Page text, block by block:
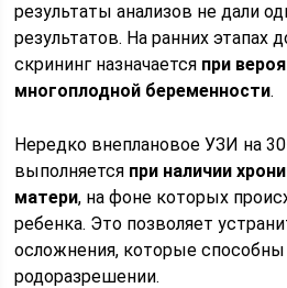
результаты анализов не дали
результатов. На ранних этапах
скрининг назначается при
многоплодной беременности.
Нередко внеплановое УЗИ на
выполняется при наличии
матери, на фоне которых
ребенка. Это позволяет
осложнения, которые
родоразрешении.